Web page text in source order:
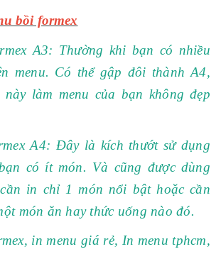
bồi formex
A3: Thường khi bạn có nhiều
menu. Có thể gập đôi thành A4,
này làm menu của bạn không đẹp
A4: Đây là kích thướt sử dụng
có ít món. Và cũng được dùng
in chỉ 1 món nổi bật hoặc cần
món ăn hay thức uống nào đó.
in menu giá rẻ, In menu tphcm,